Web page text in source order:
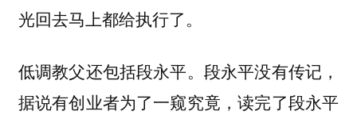
光回去马上都给执行了。
低调教父还包括段永平。段永平没有传记，
据说有创业者为了一窥究竟，读完了段永平